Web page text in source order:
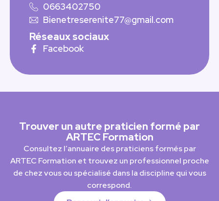
0663402750
Bienetreserenite77@gmail.com
Réseaux sociaux
Facebook
Trouver un autre praticien formé par
ARTEC Formation
Consultez l’annuaire des praticiens formés par
ARTEC Formation et trouvez un professionnel proche
de chez vous ou spécialisé dans la discipline qui vous
correspond.